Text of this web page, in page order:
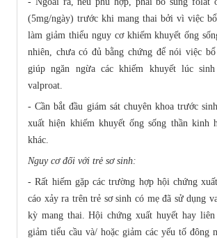
(5mg/ngày) trước khi mang thai bởi vì việc
làm giảm thiểu nguy cơ khiếm khuyết ống
nhiên, chưa có đủ bằng chứng để nói việc
giúp ngăn ngừa các khiếm khuyết lúc
valproat.
- Cần bắt đầu giám sát chuyên khoa trước
xuất hiện khiếm khuyết ống sống thần kinh
khác.
Nguy cơ đối với trẻ sơ sinh:
- Rất hiếm gặp các trường hợp hội chứng
cáo xảy ra trên trẻ sơ sinh có mẹ đã sử dụng
kỳ mang thai. Hội chứng xuất huyết hay liên
giảm tiểu cầu và/ hoặc giảm các yếu tố đông